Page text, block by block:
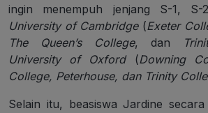
ingin menempuh jenjang S-1,
University of Cambridge(Exeter
The Queen’s College, dan
University of Oxford(Downing
College, Peterhouse, dan Trinity
Selain itu, beasiswa Jardine